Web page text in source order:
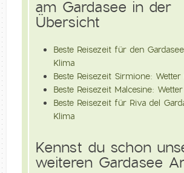
am Gardasee in der
Übersicht
Beste Reisezeit für den
Klima
Beste Reisezeit Sirmione:
Beste Reisezeit Malcesine:
Beste Reisezeit für Riva del
Klima
Kennst du schon
weiteren Gardasee